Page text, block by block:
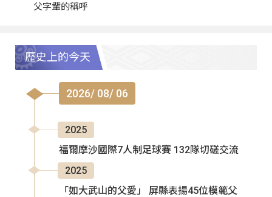
父字輩的稱呼
歷史上的今天
2026/ 08/ 06
2025
福爾摩沙國際7人制足球賽 132隊切磋交流
2025
「如大武山的父愛」 屏縣表揚45位模範父